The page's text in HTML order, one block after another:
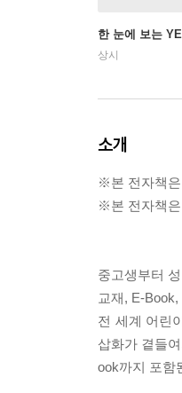
한 눈에 보는
상시
소개
※본 전자책은
※본 전자책은
중고생부터
교재, E-
전 세계 어린
삽화가 곁들
ook까지 포함